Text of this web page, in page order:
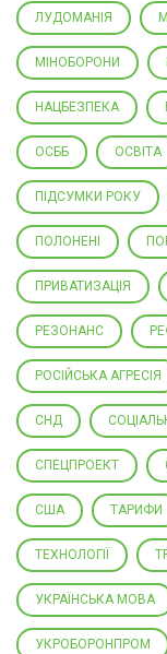
ЛУДОМАНІЯ
МІНОБОРОНИ
НАЦБЕЗПЕКА
ОСББ ОСВІТА
ПІДСУМКИ РОКУ
ПОЛОНЕНІ
ПРИВАТИЗАЦІЯ
РЕЗОНАНС
РОСІЙСЬКА АГРЕСІЯ
СНД
СПЕЦПРОЕКТ
США ТАРИФИ
ТЕХНОЛОГІЇ
УКРАЇНСЬКА МОВА
УКРОБОРОНПРОМ